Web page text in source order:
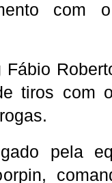
com
tiros com
pela